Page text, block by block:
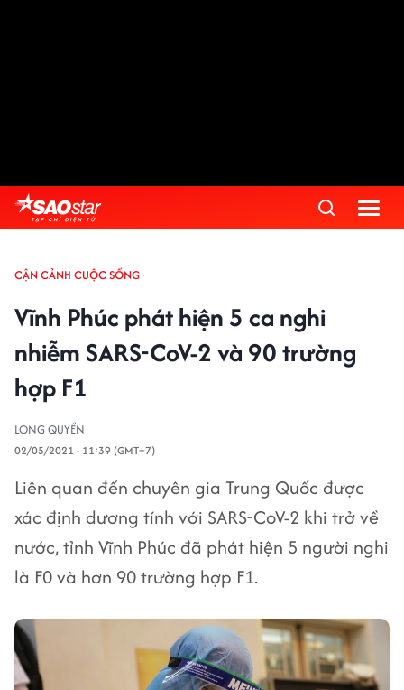
CẬN CẢNH CUỘC SỐNG
Vĩnh Phúc phát hiện 5 ca nghi
nhiễm SARS-CoV-2 và 90 trường
hợp F1
LONG QUYỀN
02/05/2021 - 11:39 (GMT+7)
Liên quan đến chuyên gia Trung Quốc được
xác định dương tính với SARS-CoV-2 khi trở về
nước, tỉnh Vĩnh Phúc đã phát hiện 5 người nghi
là F0 và hơn 90 trường hợp F1.